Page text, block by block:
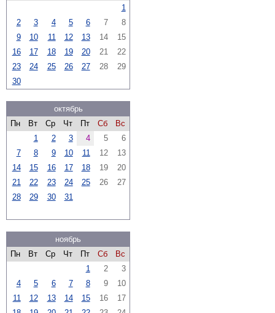
1
2
3 4 5 6 7
8
9
10 11 12 13 14
15
16
17 18 19 20 21
22
23
24 25 26 27 28
29
30
октябрь
Пн
Вт Ср Чт Пт Сб
Вс
1
2 3 4 5
6
7
8 9 10 11 12
13
14
15 16 17 18 19
20
21
22 23 24 25 26
27
28
29 30 31
ноябрь
Пн
Вт Ср Чт Пт Сб
Вс
1
2
3
4
5 6 7 8 9
10
11
12 13 14 15 16
17